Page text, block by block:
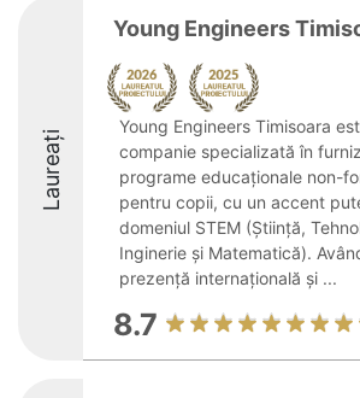
Laureați
Young Engineers
Young Engineers Timisoara
companie specializată în
programe educaționale non-
pentru copii, cu un accent
domeniul STEM (Știință,
Inginerie și Matematică).
prezență internațională și ...
8.7